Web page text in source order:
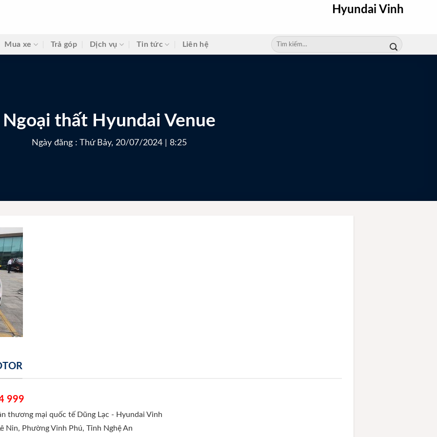
Hyundai Vinh
Mua xe Trả góp Dịch vụ Tin tức Liên hệ
Tìm
kiếm:
Ngoại thất Hyundai Venue
Ngày đăng : Thứ Bảy, 20/07/2024 | 8:25
999
thương mại quốc tế Dũng Lạc - Hyundai Vinh
Nin, Phường Vinh Phú, Tỉnh Nghệ An